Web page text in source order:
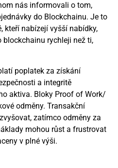
nás informovali o tom,
do Blockchainu. Je to
kteří nabízejí vyšší nabídky,
rychleji než ti,
poplatek za získání
a integritě
aktiva. Bloky Proof of Work/
odměny. Transakční
zatímco odměny za
mohou růst a frustrovat
v plné výši.